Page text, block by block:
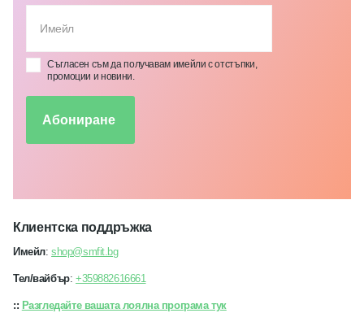
Съгласен съм да получавам имейли с отстъпки,
промоции и новини.
Абониране
Клиентска поддръжка
Имейл:shop@smfit.bg
Тел/вайбър: +359882616661
:: Разгледайте вашата лоялна програма тук